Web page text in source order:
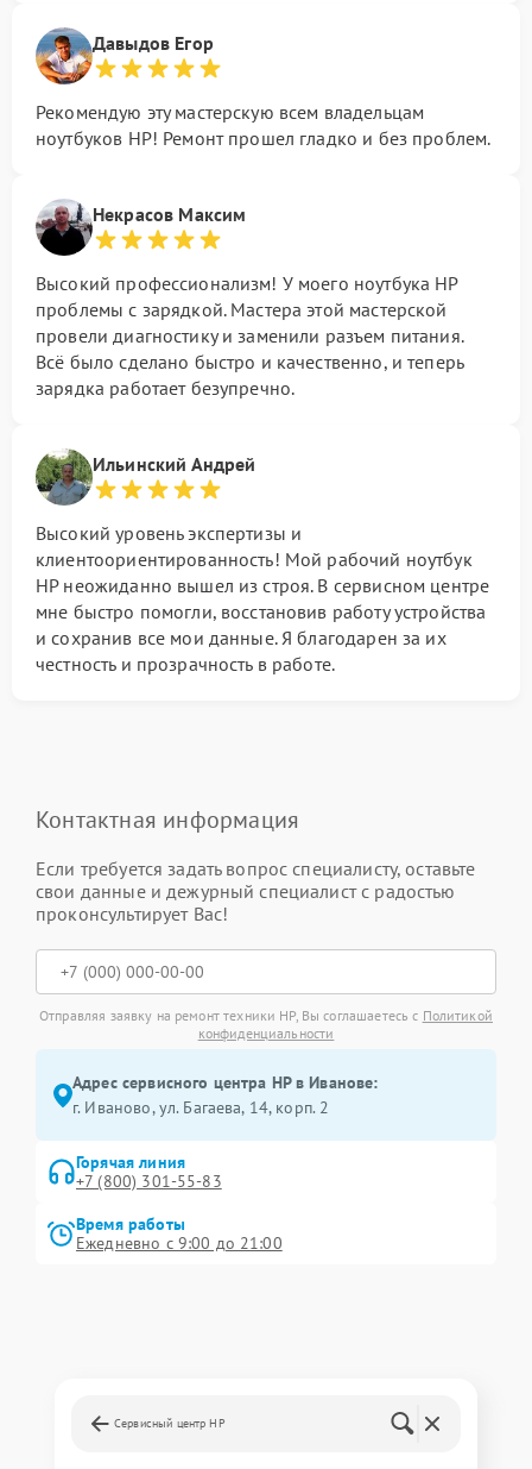
Давыдов Егор
Рекомендую эту мастерскую всем владельцам
ноутбуков HP! Ремонт прошел гладко и без проблем.
Некрасов Максим
Высокий профессионализм! У моего ноутбука HP
проблемы с зарядкой. Мастера этой мастерской
провели диагностику и заменили разъем питания.
Всё было сделано быстро и качественно, и теперь
зарядка работает безупречно.
Ильинский Андрей
Высокий уровень экспертизы и
клиентоориентированность! Мой рабочий ноутбук
HP неожиданно вышел из строя. В сервисном центре
мне быстро помогли, восстановив работу устройства
и сохранив все мои данные. Я благодарен за их
честность и прозрачность в работе.
Контактная информация
Если требуется задать вопрос специалисту, оставьте
свои данные и дежурный специалист с радостью
проконсультирует Вас!
Отправляя заявку на ремонт техники HP, Вы соглашаетесь с Политикой
конфиденциальности
Адрес сервисного центра HP в Иванове:
г. Иваново, ул. Багаева, 14, корп. 2
Горячая линия
+7 (800) 301-55-83
Время работы
Ежедневно с 9:00 до 21:00
Сервисный центр HP